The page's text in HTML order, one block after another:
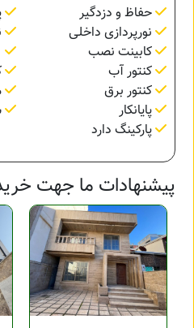
حفاظ و دزدگیر
نورپردازی داخلی
کابینت نصب
کنتور آب
کنتور برق
پایانکار
پارکینگ دارد
پیشنهادات ما جهت